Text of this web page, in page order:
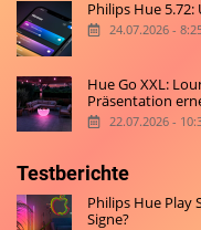
Philips Hue
24.07.2026 -
Hue Go XXL:
Präsentation
22.07.2026 -
Testberichte
Philips Hue Play
Signe?